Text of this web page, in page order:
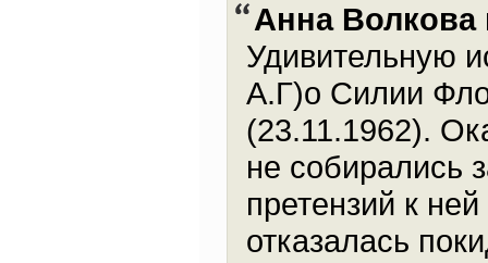
Анна Волкова
Удивительную
А.Г)о Силии
(23.11.1962).
не собирались
претензий к
отказалась